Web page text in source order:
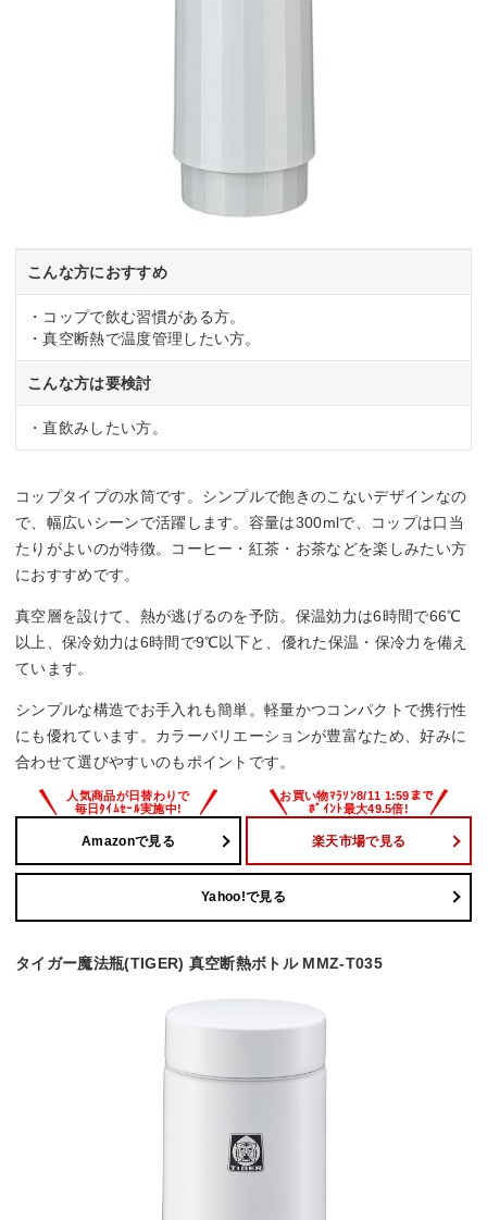
こんな方におすすめ
・コップで飲む習慣がある方。
・真空断熱で温度管理したい方。
こんな方は要検討
・直飲みしたい方。
コップタイプの水筒です。シンプルで飽きのこないデザインなの
で、幅広いシーンで活躍します。容量は300mlで、コップは口当
たりがよいのが特徴。コーヒー・紅茶・お茶などを楽しみたい方
におすすめです。
真空層を設けて、熱が逃げるのを予防。保温効力は6時間で66℃
以上、保冷効力は6時間で9℃以下と、優れた保温・保冷力を備え
ています。
シンプルな構造でお手入れも簡単。軽量かつコンパクトで携行性
にも優れています。カラーバリエーションが豊富なため、好みに
合わせて選びやすいのもポイントです。
Amazonで見る 楽天市場で見る
Yahoo!で見る
タイガー魔法瓶(TIGER) 真空断熱ボトル MMZ-T035